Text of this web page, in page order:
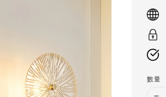
price
數量